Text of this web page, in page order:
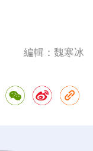
編輯：魏寒冰